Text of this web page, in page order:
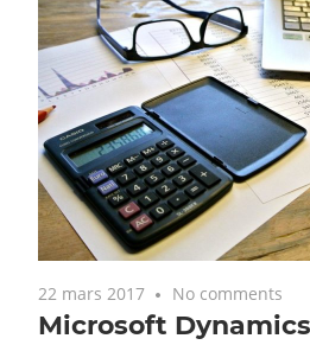
22 mars 2017 No comments
Microsoft